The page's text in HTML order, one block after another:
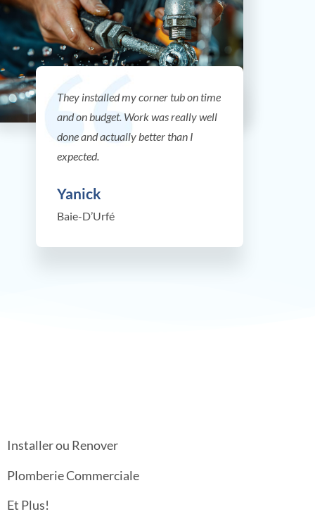
They installed my corner tub on time
and on budget. Work was really well
done and actually better than I
expected.
Yanick
Baie-D’Urfé
Installer ou Renover
Plomberie Commerciale
Et Plus!